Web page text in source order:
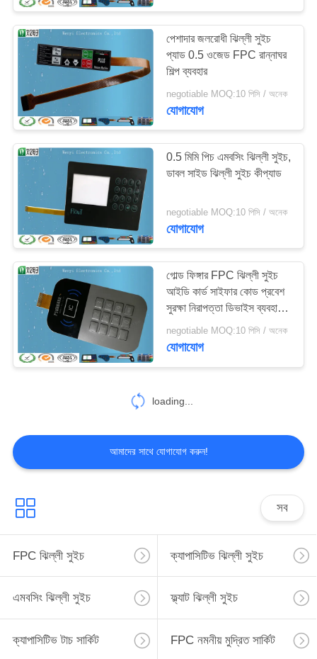
পেশাদার জলরোধী ঝিল্লী সুইচ
প্যাড 0.5 ওজেড FPC রান্নাঘর
শিল্প ব্যবহার
negotiable MOQ:10 পিসি / অনেক
যোগাযোগ
0.5 মিমি পিচ এমবসিং ঝিল্লী সুইচ,
ডাবল সাইড ঝিল্লী সুইচ কীপ্যাড
negotiable MOQ:10 পিসি / অনেক
যোগাযোগ
গোল্ড ফিঙ্গার FPC ঝিল্লী সুইচ
আইডি কার্ড সাইফার কোড প্রবেশ
সুরক্ষা নিরাপত্তা ডিভাইস ব্যবহার
negotiable MOQ:10 পিসি / অনেক
যোগাযোগ
loading...
আমাদের সাথে যোগাযোগ করুন!
সব
FPC ঝিল্লী সুইচ ক্যাপাসিটিভ ঝিল্লী সুইচ
এমবসিং ঝিল্লী সুইচ ফ্ল্যাট ঝিল্লী সুইচ
ক্যাপাসিটিভ টাচ সার্কিট FPC নমনীয় মুদ্রিত সার্কিট